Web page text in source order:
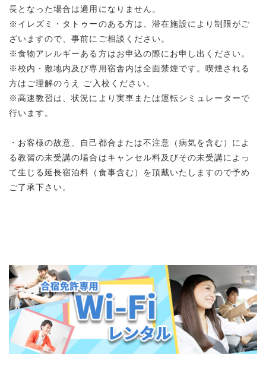
長となった場合は適用になりません。
※イレズミ・タトゥーのある方は、滞在施設により制限がご
ざいますので、事前にご相談ください。
※食物アレルギーある方はお申込の際にお申し出ください。
※校内・敷地内及び専用宿舎内は全面禁煙です。喫煙される
方はご理解のうえ ご入校ください。
※高速教習は、状況により実車または運転シミュレーターで
行います。
・お客様の故意、自己都合または不注意（病気を含む）によ
る教習の未受講の場合はキャンセル料及びその未受講によっ
て生じる延長宿泊料（食事含む）を頂戴いたしますので予め
ご了承下さい。